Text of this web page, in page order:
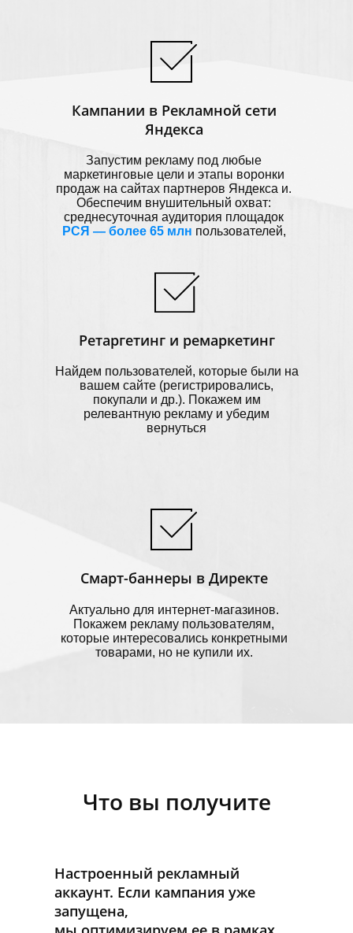
Кампании в Рекламной сети
Яндекса
Запустим рекламу под любые
маркетинговые цели и этапы воронки
продаж на сайтах партнеров Яндекса и.
Обеспечим внушительный охват:
среднесуточная аудитория площадок
РСЯ — более 65 млн пользователей,
Ретаргетинг и ремаркетинг
Найдем пользователей, которые были на
вашем сайте (регистрировались,
покупали и др.). Покажем им
релевантную рекламу и убедим
вернуться
Смарт-баннеры в Директе
Актуально для интернет-магазинов.
Покажем рекламу пользователям,
которые интересовались конкретными
товарами, но не купили их.
Что вы получите
Настроенный рекламный
аккаунт. Если кампания уже
запущена,